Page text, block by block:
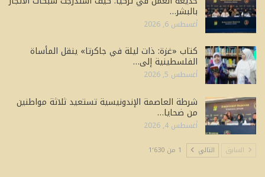
بالبشر…
أغسطس 6, 2026
كتاب «غزة: ذات ليلة في جاكرتا» ينقل المأساة
الفلسطينية إلى…
أغسطس 5, 2026
شرطة العاصمة الإندونيسية تستعيد ثلاثة مواطنين
من ضحايا…
أغسطس 4, 2026
السابق التالي 1 من 1٬630